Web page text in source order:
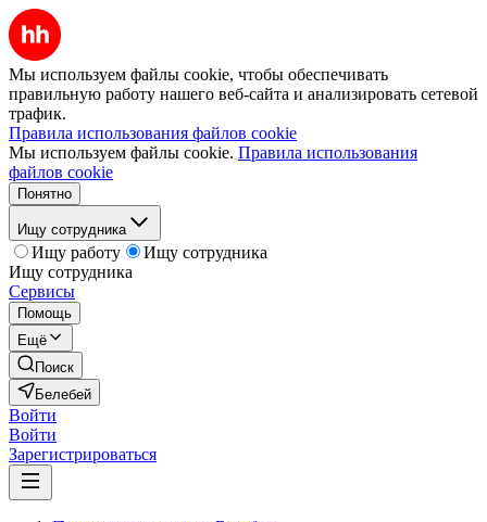
Мы используем файлы cookie, чтобы обеспечивать
правильную работу нашего веб-сайта и анализировать сетевой
трафик.
Правила использования файлов cookie
Мы используем файлы cookie. Правила использования
файлов cookie
Понятно
Ищу сотрудника
Ищу работу
Ищу сотрудника
Ищу сотрудника
Сервисы
Помощь
Ещё
Поиск
Белебей
Войти
Войти
Зарегистрироваться